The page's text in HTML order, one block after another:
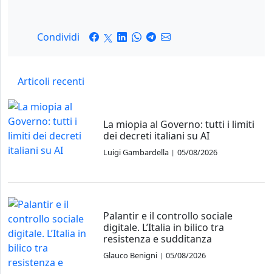
Condividi
Articoli recenti
La miopia al Governo: tutti i limiti
dei decreti italiani su AI
Luigi Gambardella | 05/08/2026
Palantir e il controllo sociale
digitale. L’Italia in bilico tra
resistenza e sudditanza
Glauco Benigni | 05/08/2026